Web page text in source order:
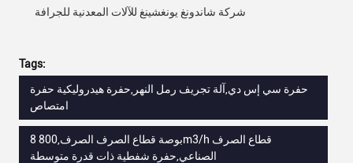
شركة شاندونغ يونغشينغ للآلات المعدنية للجرافة
Tags:
حفرة سي إس دي,آلة تجريف رمل النهر,حفرة هيدروليكية حفرة
امتصاص
8 بوصة قطاع الصرف الصرف,800m3/h قطاع الصرف
الصناعي,حفرة شفطية ذات قدرة متوسطة